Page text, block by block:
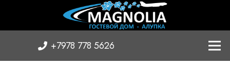
+7978 778 5626